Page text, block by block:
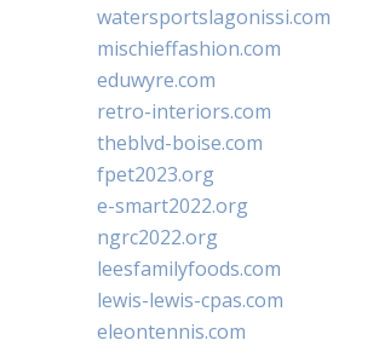
watersportslagonissi.com
mischieffashion.com
eduwyre.com
retro-interiors.com
theblvd-boise.com
fpet2023.org
e-smart2022.org
ngrc2022.org
leesfamilyfoods.com
lewis-lewis-cpas.com
eleontennis.com